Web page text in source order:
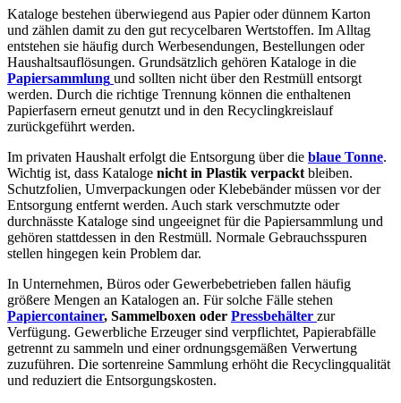
Kataloge bestehen überwiegend aus Papier oder dünnem Karton
und zählen damit zu den gut recycelbaren Wertstoffen. Im Alltag
entstehen sie häufig durch Werbesendungen, Bestellungen oder
Haushaltsauflösungen. Grundsätzlich gehören Kataloge in die
Papiersammlung und sollten nicht über den Restmüll entsorgt
werden. Durch die richtige Trennung können die enthaltenen
Papierfasern erneut genutzt und in den Recyclingkreislauf
zurückgeführt werden.
Im privaten Haushalt erfolgt die Entsorgung über die blaue Tonne.
Wichtig ist, dass Kataloge nicht in Plastik verpackt bleiben.
Schutzfolien, Umverpackungen oder Klebebänder müssen vor der
Entsorgung entfernt werden. Auch stark verschmutzte oder
durchnässte Kataloge sind ungeeignet für die Papiersammlung und
gehören stattdessen in den Restmüll. Normale Gebrauchsspuren
stellen hingegen kein Problem dar.
In Unternehmen, Büros oder Gewerbebetrieben fallen häufig
größere Mengen an Katalogen an. Für solche Fälle stehen
Papiercontainer, Sammelboxen oder Pressbehälter zur
Verfügung. Gewerbliche Erzeuger sind verpflichtet, Papierabfälle
getrennt zu sammeln und einer ordnungsgemäßen Verwertung
zuzuführen. Die sortenreine Sammlung erhöht die Recyclingqualität
und reduziert die Entsorgungskosten.